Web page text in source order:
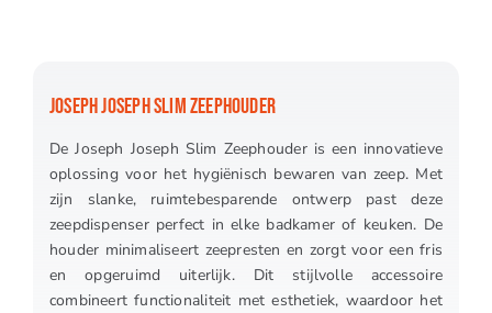
JOSEPH JOSEPH SLIM ZEEPHOUDER
De Joseph Joseph Slim Zeephouder is een innovatieve
oplossing voor het hygiënisch bewaren van zeep. Met
zijn slanke, ruimtebesparende ontwerp past deze
zeepdispenser perfect in elke badkamer of keuken. De
houder minimaliseert zeepresten en zorgt voor een fris
en opgeruimd uiterlijk. Dit stijlvolle accessoire
combineert functionaliteit met esthetiek, waardoor het